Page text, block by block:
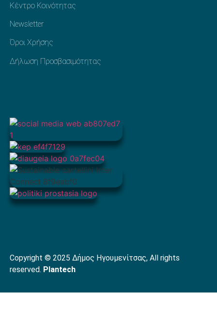
Κέντρο Κοινότητας
Newsletter
Όροι Χρήσης
Δήλωση Προσβασιμότητας
Copyright © 2025 Δήμος Ηγουμενίτσας, All rights
reserved. Plantech